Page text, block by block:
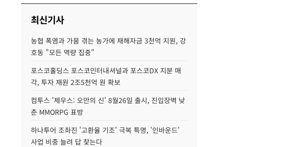
최신기사
농협 폭염과 가뭄 겪는 농가에 재해자금 3천억 지원, 강
호동 "모든 역량 집중"
포스코홀딩스 포스코인터내셔널과 포스코DX 지분 매
각, 투자 재원 2조5천억 원 확보
컴투스 '제우스: 오만의 신' 8월26일 출시, 진입장벽 낮
춘 MMORPG 표방
하나투어 조좌진 '고환율 기조' 극복 특명, '인바운드'
사업 비중 늘려 답 찾는다